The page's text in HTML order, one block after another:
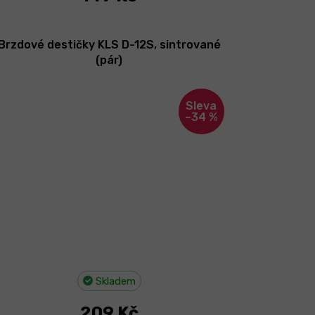
–34 %
destičky KLS D-12S, sintrované
(pár)
Skladem